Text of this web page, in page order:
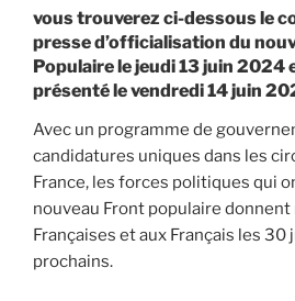
vous trouverez ci-dessous le
presse d’officialisation du
Populaire le jeudi 13 juin 2024
présenté le vendredi 14 juin
Avec un programme de
candidatures uniques dans les
France, les forces politiques qui
nouveau Front populaire
Françaises et aux Français les
prochains.